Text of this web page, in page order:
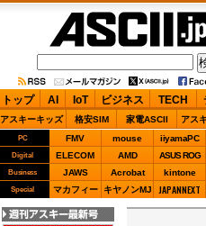
ASCII.jp
トップ AI IoT ビジネス TECH
アスキーキッズ 格安SIM 家電ASCII アス
PC FMV mouse iiyamaPC
Digital ELECOM AMD ASUS ROG
Business JAWS Acrobat kintone
Special マカフィー キヤノンMJ JAPANNEXT